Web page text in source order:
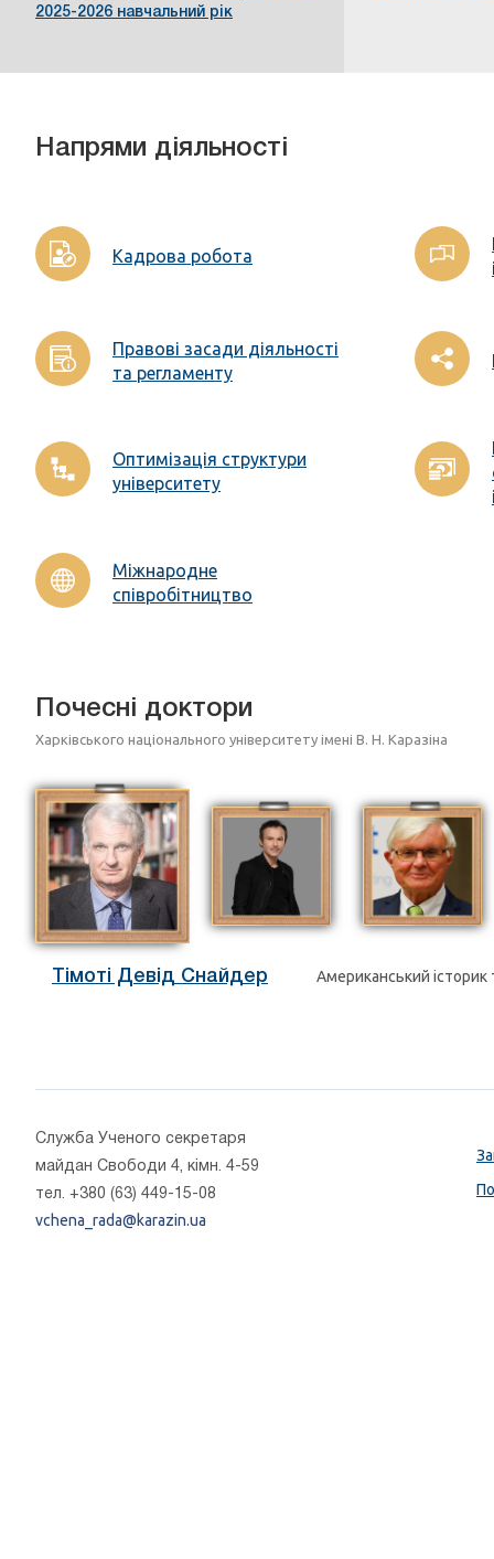
2025-2026 навчальний рік
Напрями діяльності
Кадрова робота
Правові засади діяльності
та регламенту
Оптимізація структури
університету
Міжнародне
співробітництво
Почесні доктори
Харківського національного університету імені В. Н. Каразіна
Тімоті Девід Снайдер Американський
Cлужба Ученого секретаря
майдан Свободи 4, кімн. 4-59
тел. +380 (63) 449-15-08
vchena_rada@karazin.ua